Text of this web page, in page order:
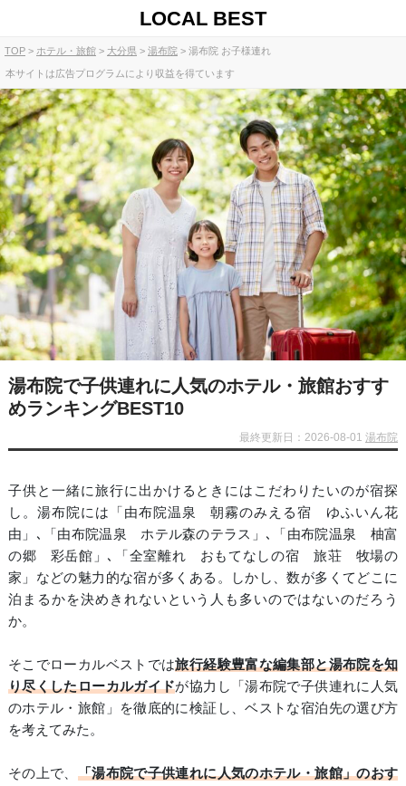
LOCAL BEST
TOP ホテル・旅館 大分県 湯布院 湯布院 お子様連れ
本サイトは広告プログラムにより収益を得ています
湯布院で子供連れに人気のホテル・旅館おすす
めランキングBEST10
最終更新日：2026-08-01湯布院
子供と一緒に旅行に出かけるときにはこだわりたいのが宿探
し。湯布院には「由布院温泉 朝霧のみえる宿 ゆふいん花
由」､「由布院温泉 ホテル森のテラス」､「由布院温泉 柚富
の郷 彩岳館」､「全室離れ おもてなしの宿 旅荘 牧場の
家」などの魅力的な宿が多くある。しかし、数が多くてどこに
泊まるかを決めきれないという人も多いのではないのだろう
か。
そこでローカルベストでは旅行経験豊富な編集部と湯布院を知
り尽くしたローカルガイドが協力し「湯布院で子供連れに人気
のホテル・旅館」を徹底的に検証し、ベストな宿泊先の選び方
を考えてみた。
その上で、 「湯布院で子供連れに人気のホテル・旅館」のおす